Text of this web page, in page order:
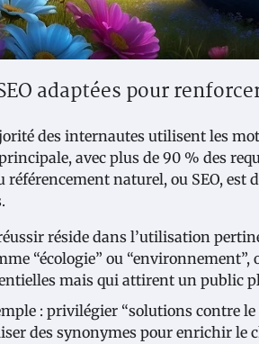
adaptées pour
des internautes utilisent les
avec plus de 90 % des
référencement naturel, ou SEO,
réside dans l’utilisation
“écologie” ou
mais qui attirent un public
: privilégier “solutions contre
des synonymes pour enrichir le